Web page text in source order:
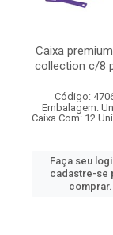
Caixa
collection c/8
Código:
Embalagem:
Caixa Com: 12
Faça seu
cadastre-se
comprar.